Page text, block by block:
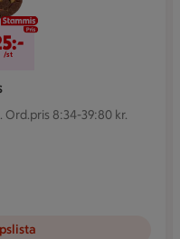
Ord.pris 8:34-39:80 kr.
25 kr/st
/st